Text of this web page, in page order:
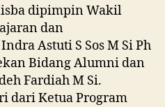
dipimpin Wakil
dan
Astuti S Sos M Si Ph
Bidang Alumni dan
Fardiah M Si.
dari Ketua Program